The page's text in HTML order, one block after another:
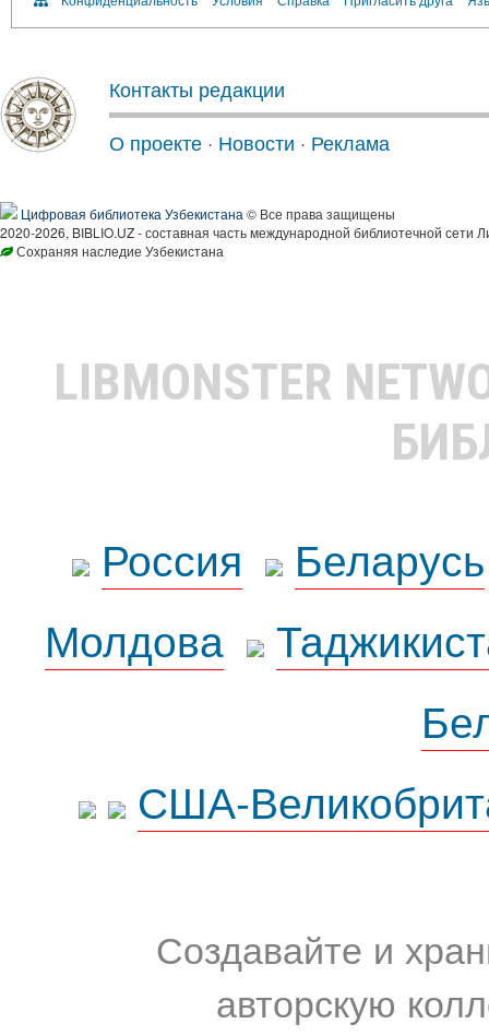
Контакты редакции
О проекте · Новости · Реклама
Цифровая библиотека Узбекистана © Все права защищены
2020-2026, BIBLIO.UZ - составная часть международной библиотечной сети
Сохраняя наследие Узбекистана
LIBMONSTER
Россия
Беларусь
Молдова
США-
Создавайте и
авторскую